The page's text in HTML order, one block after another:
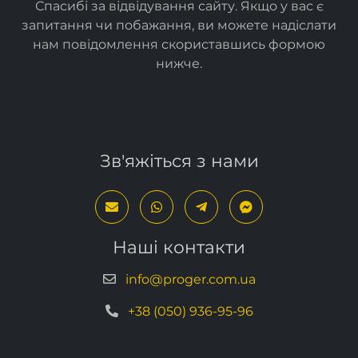
Спасибі за відвідування сайту. Якщо у вас є
запитання чи побажання, ви можете надіслати
нам повідомлення скориставшись формою
нижче.
Зв'яжіться з нами
Наші контакти
info@proger.com.ua
+38 (050) 936-95-96